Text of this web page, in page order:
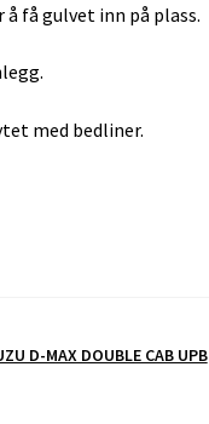
få gulvet inn på plass.
med bedliner.
D-MAX DOUBLE CAB UPB